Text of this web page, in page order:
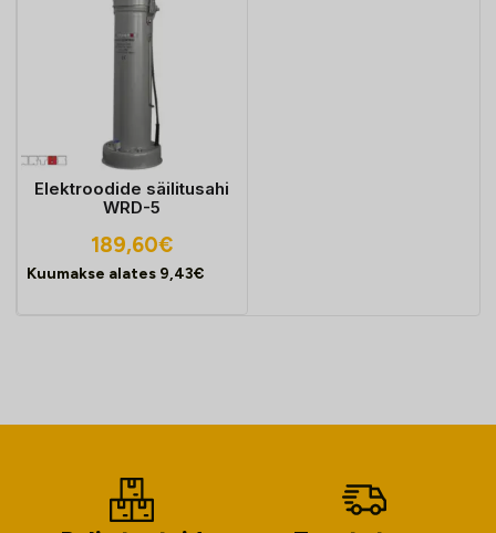
Elektroodide säilitusahi
WRD-5
189,60€
Kuumakse alates 9,43€